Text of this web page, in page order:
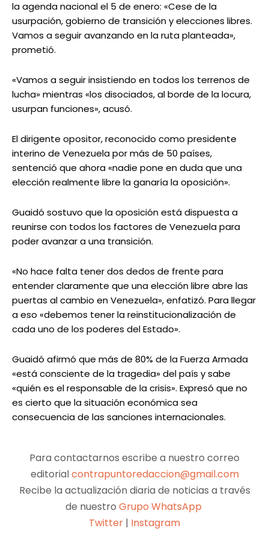
la agenda nacional el 5 de enero: «Cese de la
usurpación, gobierno de transición y elecciones libres.
Vamos a seguir avanzando en la ruta planteada»,
prometió.
«Vamos a seguir insistiendo en todos los terrenos de
lucha» mientras «los disociados, al borde de la locura,
usurpan funciones», acusó.
El dirigente opositor, reconocido como presidente
interino de Venezuela por más de 50 países,
sentenció que ahora «nadie pone en duda que una
elección realmente libre la ganaría la oposición».
Guaidó sostuvo que la oposición está dispuesta a
reunirse con todos los factores de Venezuela para
poder avanzar a una transición.
«No hace falta tener dos dedos de frente para
entender claramente que una elección libre abre las
puertas al cambio en Venezuela», enfatizó. Para llegar
a eso «debemos tener la reinstitucionalización de
cada uno de los poderes del Estado».
Guaidó afirmó que más de 80% de la Fuerza Armada
«está consciente de la tragedia» del país y sabe
«quién es el responsable de la crisis». Expresó que no
es cierto que la situación económica sea
consecuencia de las sanciones internacionales.
Para contactarnos escribe a nuestro correo
editorialcontrapuntoredaccion@gmail.com
Recibe la actualización diaria de noticias a través
de nuestro Grupo WhatsApp
Twitter | Instagram